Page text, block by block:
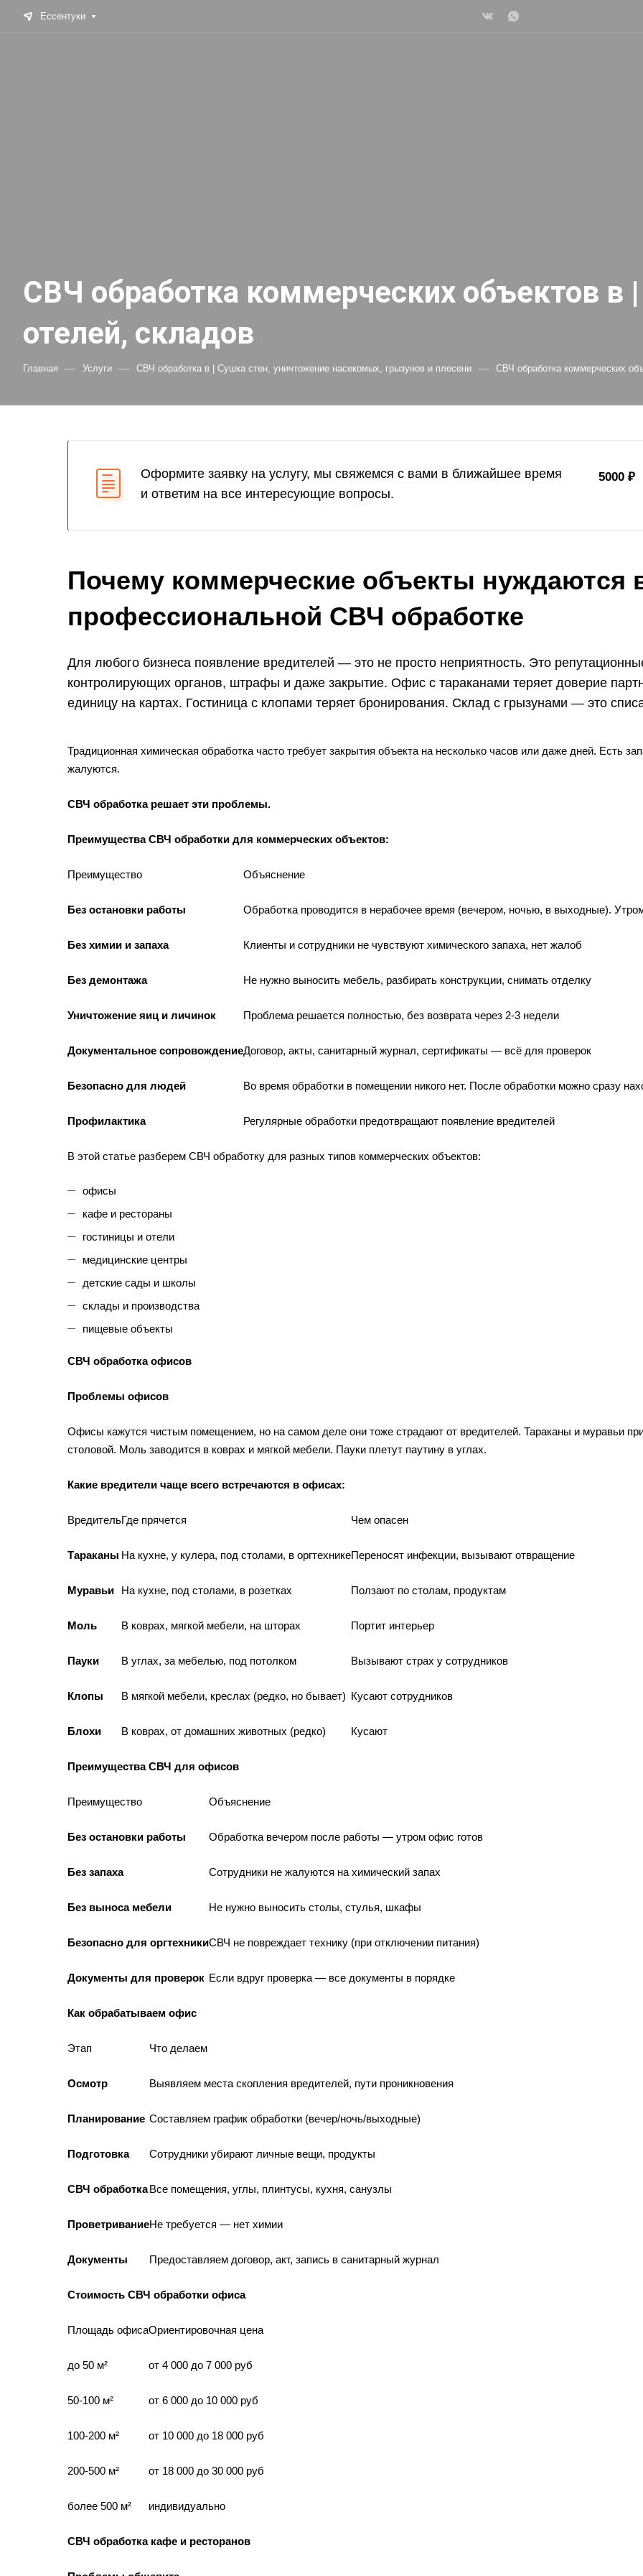
Ессентуки
СВЧ обработка коммерческих объектов в
отелей, складов
Главная — Услуги — СВЧ обработка в | Сушка стен, уничтожение насекомых, грызунов и плесени — СВЧ обработка коммерческих
Оформите заявку на услугу, мы свяжемся с вами в ближайшее время
и ответим на все интересующие вопросы.
5000 ₽
Почему коммерческие объекты нуждаются
профессиональной СВЧ обработке
Для любого бизнеса появление вредителей — это не просто неприятность. Это
контролирующих органов, штрафы и даже закрытие. Офис с тараканами теряет доверие
единицу на картах. Гостиница с клопами теряет бронирования. Склад с грызунами — это
Традиционная химическая обработка часто требует закрытия объекта на несколько часов или даже дней. Есть
жалуются.
СВЧ обработка решает эти проблемы.
Преимущества СВЧ обработки для коммерческих объектов:
Преимущество Объяснение
Без остановки работы Обработка проводится в нерабочее время (вечером, ночью, в выходные).
Без химии и запаха Клиенты и сотрудники не чувствуют химического запаха, нет жалоб
Без демонтажа Не нужно выносить мебель, разбирать конструкции, снимать отделку
Уничтожение яиц и личинок Проблема решается полностью, без возврата через 2-3 недели
Документальное сопровождениеДоговор, акты, санитарный журнал, сертификаты — всё для проверок
Безопасно для людей Во время обработки в помещении никого нет. После обработки можно сразу
Профилактика Регулярные обработки предотвращают появление вредителей
В этой статье разберем СВЧ обработку для разных типов коммерческих объектов:
офисы
кафе и рестораны
гостиницы и отели
медицинские центры
детские сады и школы
склады и производства
пищевые объекты
СВЧ обработка офисов
Проблемы офисов
Офисы кажутся чистым помещением, но на самом деле они тоже страдают от вредителей. Тараканы и муравьи
столовой. Моль заводится в коврах и мягкой мебели. Пауки плетут паутину в углах.
Какие вредители чаще всего встречаются в офисах:
ВредительГде прячется Чем опасен
Тараканы На кухне, у кулера, под столами, в оргтехникеПереносят инфекции, вызывают отвращение
Муравьи На кухне, под столами, в розетках Ползают по столам, продуктам
Моль В коврах, мягкой мебели, на шторах Портит интерьер
Пауки В углах, за мебелью, под потолком Вызывают страх у сотрудников
Клопы В мягкой мебели, креслах (редко, но бывает) Кусают сотрудников
Блохи В коврах, от домашних животных (редко) Кусают
Преимущества СВЧ для офисов
Преимущество Объяснение
Без остановки работы Обработка вечером после работы — утром офис готов
Без запаха Сотрудники не жалуются на химический запах
Без выноса мебели Не нужно выносить столы, стулья, шкафы
Безопасно для оргтехникиСВЧ не повреждает технику (при отключении питания)
Документы для проверок Если вдруг проверка — все документы в порядке
Как обрабатываем офис
Этап Что делаем
Осмотр Выявляем места скопления вредителей, пути проникновения
Планирование Составляем график обработки (вечер/ночь/выходные)
Подготовка Сотрудники убирают личные вещи, продукты
СВЧ обработкаВсе помещения, углы, плинтусы, кухня, санузлы
ПроветриваниеНе требуется — нет химии
Документы Предоставляем договор, акт, запись в санитарный журнал
Стоимость СВЧ обработки офиса
Площадь офисаОриентировочная цена
до 50 м² от 4 000 до 7 000 руб
50-100 м² от 6 000 до 10 000 руб
100-200 м² от 10 000 до 18 000 руб
200-500 м² от 18 000 до 30 000 руб
более 500 м² индивидуально
СВЧ обработка кафе и ресторанов